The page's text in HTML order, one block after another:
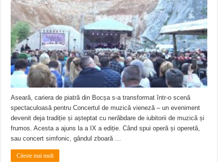
ANUNŢ OPRIRE ANUNŢ OPRIRE APĂ în ORAVIȚA – 05.08.2026 – avarie
Anunț important – Închidere temporară Podul de Piatră din Herculane
Aseară, cariera de piatră din Bocșa s-a transformat într-o scenă
spectaculoasă pentru Concertul de muzică vieneză – un eveniment
devenit deja tradiție și așteptat cu nerăbdare de iubitorii de muzică și
frumos. Acesta a ajuns la a IX a ediție. Când spui operă și operetă,
sau concert simfonic, gândul zboară …
Citeste mai mult